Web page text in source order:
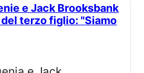
terzo figlio: "Siamo